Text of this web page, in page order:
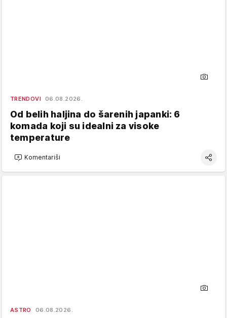
TRENDOVI 06.08.2026.
Od belih haljina do šarenih japanki: 6
komada koji su idealni za visoke
temperature
Komentariši
ASTRO 06.08.2026.